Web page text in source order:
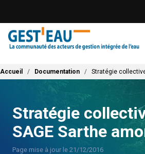
contenu
principal
Fil d'Ariane
Accueil Documentation Stratégie
Stratégie
SAGE Sarthe
Page mise à jour le 21/12/2016